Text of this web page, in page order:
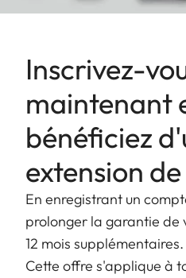
travail professionnels et
Inscrivez-
maintenant
bénéficiez
extension
En enregistrant un
prolonger la garantie de
12 mois supplémentaires.
Cette offre s'applique à